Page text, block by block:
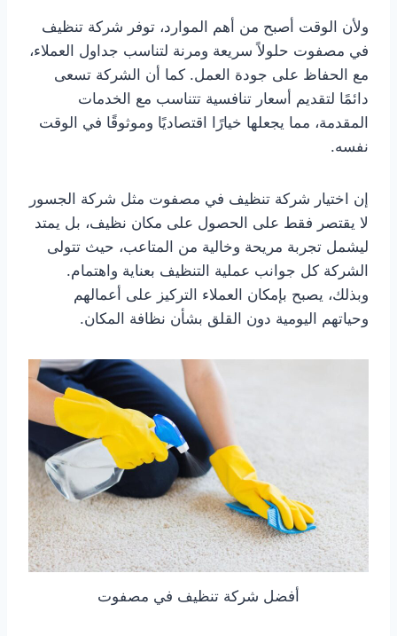
ولأن الوقت أصبح من أهم الموارد، توفر شركة تنظيف
في مصفوت حلولاً سريعة ومرنة لتناسب جداول العملاء،
مع الحفاظ على جودة العمل. كما أن الشركة تسعى
دائمًا لتقديم أسعار تنافسية تتناسب مع الخدمات
المقدمة، مما يجعلها خيارًا اقتصاديًا وموثوقًا في الوقت
نفسه.
إن اختيار شركة تنظيف في مصفوت مثل شركة الجسور
لا يقتصر فقط على الحصول على مكان نظيف، بل يمتد
ليشمل تجربة مريحة وخالية من المتاعب، حيث تتولى
الشركة كل جوانب عملية التنظيف بعناية واهتمام.
وبذلك، يصبح بإمكان العملاء التركيز على أعمالهم
وحياتهم اليومية دون القلق بشأن نظافة المكان.
أفضل شركة تنظيف في مصفوت